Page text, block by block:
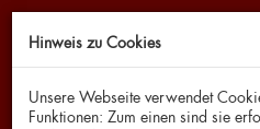
Hinweis zu Cookies
Unsere Webseite verwendet
Funktionen: Zum einen sind sie